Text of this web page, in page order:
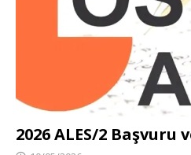
2026 ALES/2 Başvuru